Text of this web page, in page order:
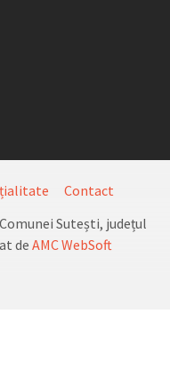
Contact
Sutești, județul
de AMC WebSoft